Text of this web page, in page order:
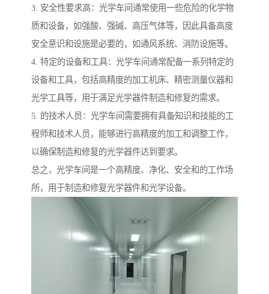
3. 安全性要求高：光学车间通常使用一些危险的化学物
质和设备，如强酸、强碱、高压气体等，因此具备高度
安全意识和设施是必要的，如通风系统、消防设施等。
4. 特定的设备和工具：光学车间通常配备一系列特定的
设备和工具，包括高精度的加工机床、精密测量仪器和
光学工具等，用于满足光学器件制造和修复的需求。
5. 的技术人员：光学车间需要拥有具备知识和技能的工
程师和技术人员，能够进行高精度的加工和调整工作，
以确保制造和修复的光学器件达到要求。
总之，光学车间是一个高精度、净化、安全和的工作场
所，用于制造和修复光学器件和光学设备。